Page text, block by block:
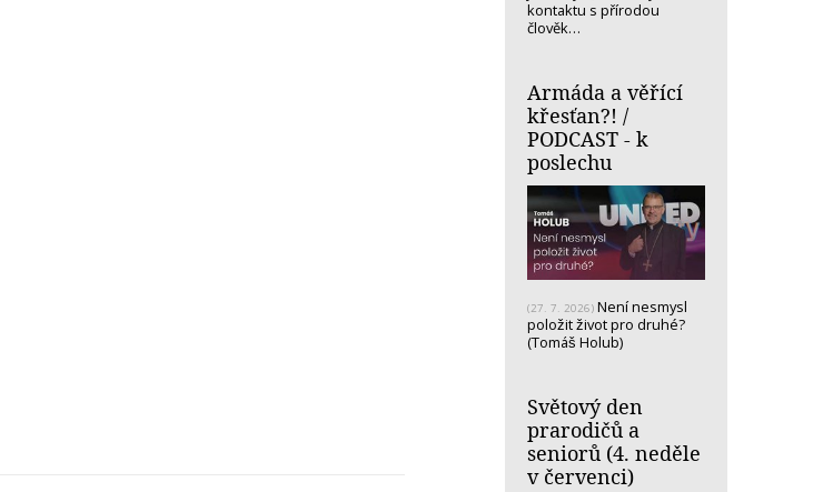
kontaktu s přírodou
člověk…
Armáda a věřící
křesťan?! /
PODCAST - k
poslechu
(27. 7. 2026) Není nesmysl
položit život pro druhé?
(Tomáš Holub)
Světový den
prarodičů a
seniorů (4. neděle
v červenci)